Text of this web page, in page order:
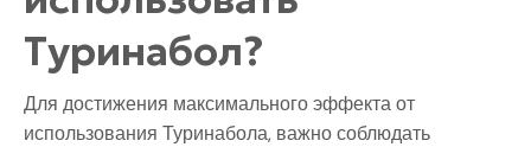
Туринабол?
Для достижения максимального эффекта от
использования Туринабола, важно соблюдать